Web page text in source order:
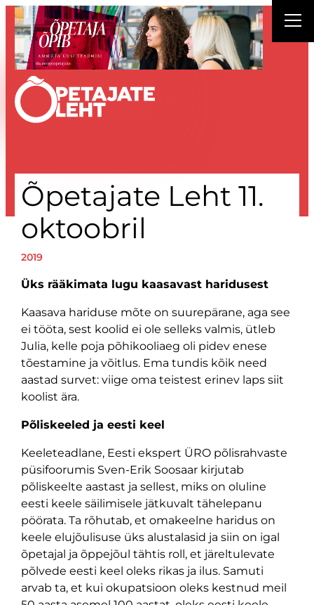
Liigu
sisu
juurde
Õpetajate Leht 11.
oktoobril
2019
Üks rääkimata lugu kaasavast haridusest
Kaasava hariduse mõte on suurepärane, aga see
ei tööta, sest koolid ei ole selleks valmis, ütleb
Julia, kelle poja põhikooliaeg oli pidev enese
tõestamine ja võitlus. Ema tundis kõik need
aastad survet: viige oma teistest erinev laps siit
koolist ära.
Põliskeeled ja eesti keel
Keeleteadlane, Eesti ekspert ÜRO põlisrahvaste
püsifoorumis Sven-Erik Soosaar kirjutab
põliskeelte aastast ja sellest, miks on oluline
eesti keele säilimisele jätkuvalt tähelepanu
pöörata. Ta rõhutab, et omakeelne haridus on
keele elujõulisuse üks alustalasid ja siin on igal
õpetajal ja õppejõul tähtis roll, et järeltulevate
põlvede eesti keel oleks rikas ja ilus. Samuti
arvab ta, et kui okupatsioon oleks kestnud meil